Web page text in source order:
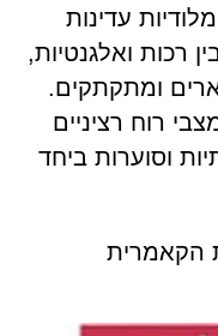
עדינות
רכות ואלגנטיות,
ומתקתקים.
רוח רציניים
וסוערות ביחד
הקאמרית